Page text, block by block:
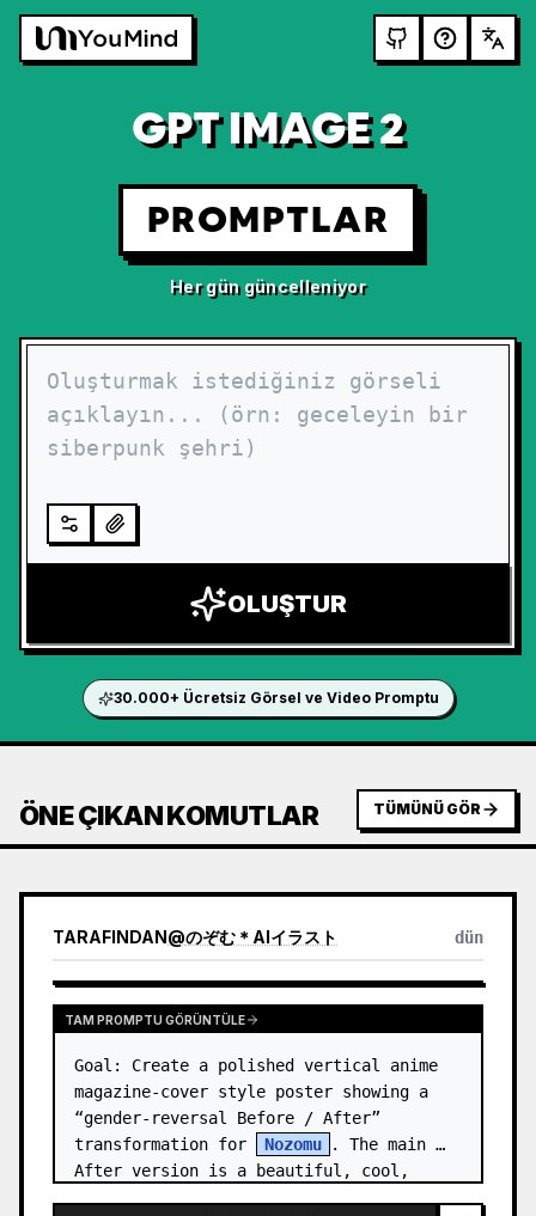
GPT IMAGE 2
PROMPTLAR
Her gün güncelleniyor
OLUŞTUR
30.000+ Ücretsiz Görsel ve Video Promptu
ÖNE ÇIKAN KOMUTLAR TÜMÜNÜ GÖR
TARAFINDAN@のぞむ＊AIイラスト dün
TAM PROMPTU GÖRÜNTÜLE
Goal: Create a polished vertical anime
magazine-cover style poster showing a
“gender-reversal Before / After”
transformation for
Nozomu
. The main
After version is a beautiful, cool,